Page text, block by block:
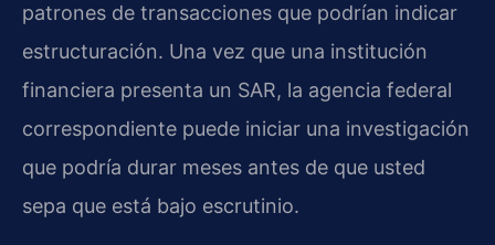
patrones de transacciones que podrían indicar
estructuración. Una vez que una institución
financiera presenta un SAR, la agencia federal
correspondiente puede iniciar una investigación
que podría durar meses antes de que usted
sepa que está bajo escrutinio.